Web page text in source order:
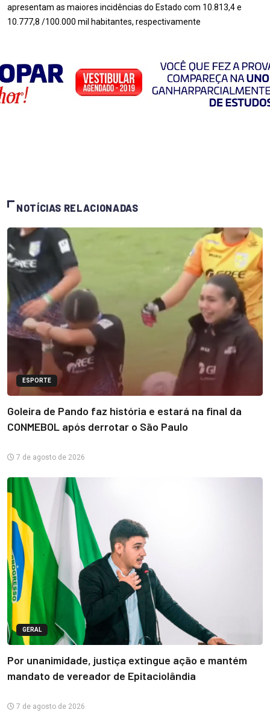
apresentam as maiores incidências do Estado com 10.813,4 e
10.777,8 /100.000 mil habitantes, respectivamente
NOTÍCIAS RELACIONADAS
ESPORTE
Goleira de Pando faz história e estará na final da
CONMEBOL após derrotar o São Paulo
7 de agosto de 2026
GERAL
Por unanimidade, justiça extingue ação e mantém
mandato de vereador de Epitaciolândia
7 de agosto de 2026